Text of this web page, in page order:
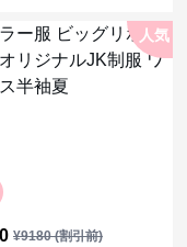
人気
¥9180(割引前)